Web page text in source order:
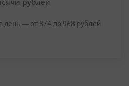
день — от 874 до 968 рублей